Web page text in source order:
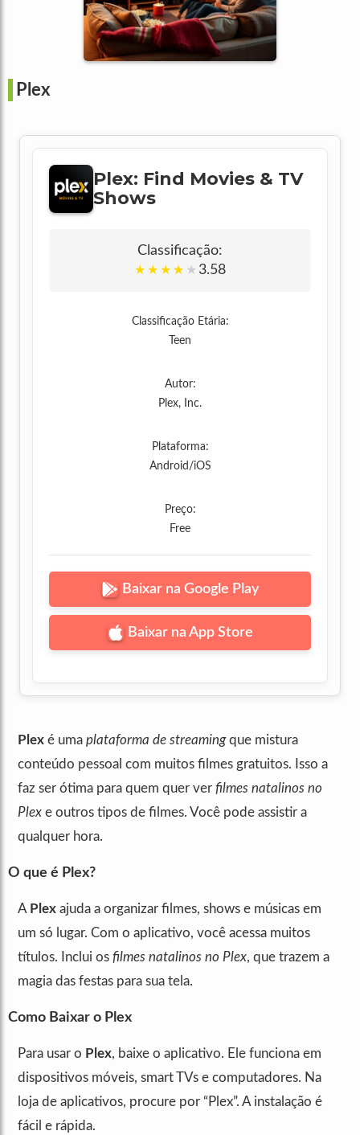
Plex
Plex: Find Movies & TV
Shows
Classificação:
★ ★ ★ ★ ★ 3.58
Classificação Etária:
Teen
Autor:
Plex, Inc.
Plataforma:
Android/iOS
Preço:
Free
Baixar na Google Play
Baixar na App Store
Plex é uma plataforma de streamingque mistura
conteúdo pessoal com muitos filmes gratuitos. Isso a
faz ser ótima para quem quer ver filmes natalinos no
Plex e outros tipos de filmes. Você pode assistir a
qualquer hora.
O que é Plex?
A Plex ajuda a organizar filmes, shows e músicas em
um só lugar. Com o aplicativo, você acessa muitos
títulos. Inclui os filmes natalinos no Plex, que trazem a
magia das festas para sua tela.
Como Baixar o Plex
Para usar o Plex, baixe o aplicativo. Ele funciona em
dispositivos móveis, smart TVs e computadores. Na
loja de aplicativos, procure por “Plex”. A instalação é
fácil e rápida.